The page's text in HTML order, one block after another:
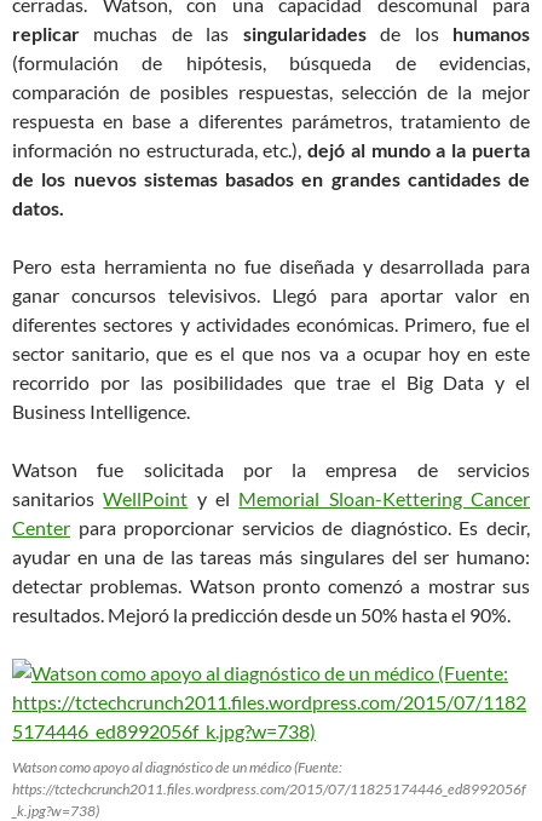
replicar muchas de las singularidadesde los humanos
(formulación de hipótesis, búsqueda de evidencias,
comparación de posibles respuestas, selección de la mejor
respuesta en base a diferentes parámetros, tratamiento de
información no estructurada, etc.),dejó al mundo a la puerta
de los nuevos sistemas basados en grandes cantidades de
datos.
Pero esta herramienta no fue diseñada y desarrollada para
ganar concursos televisivos. Llegó para aportar valor en
diferentes sectores y actividades económicas. Primero, fue el
sector sanitario, que es el que nos va a ocupar hoy en este
recorrido por las posibilidades que trae el Big Data y el
Business Intelligence.
Watson fue solicitada por la empresa de servicios
sanitariosWellPoint y el Memorial Sloan-Kettering Cancer
Center para proporcionar servicios de diagnóstico. Es decir,
ayudar en una de las tareas más singulares del ser humano:
detectar problemas. Watson pronto comenzó a mostrar sus
resultados. Mejoró la predicción desde un 50% hasta el 90%.
Watson como apoyo al diagnóstico de un médico (Fuente:
https://tctechcrunch2011.files.wordpress.com/2015/07/11825174446_ed8992056f
_k.jpg?w=738)